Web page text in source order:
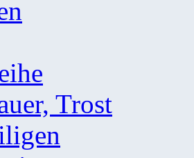
Trost